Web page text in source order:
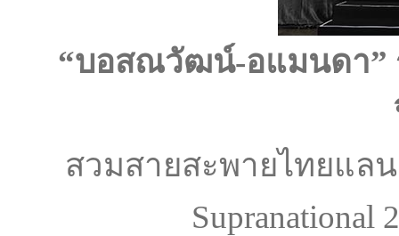
“บอสณวัฒน์-อแมนดา”
สวมสายสะพายไทยแล